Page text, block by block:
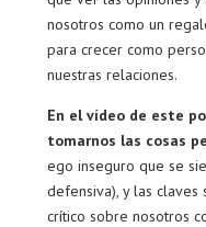
nosotros como un
para crecer como
nuestras relaciones.
En el vídeo de este
tomarnos las cosas
ego inseguro que se
defensiva), y las
crítico sobre nosotros